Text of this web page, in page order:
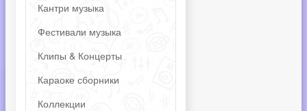
Кантри музыка
Фестивали музыка
Клипы & Концерты
Караоке сборники
Коллекции